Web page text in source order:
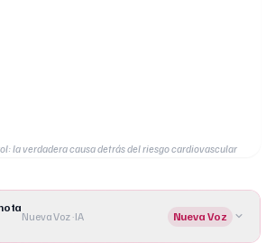
la verdadera causa detrás del riesgo cardiovascular
Nueva Voz · IA Nueva Voz